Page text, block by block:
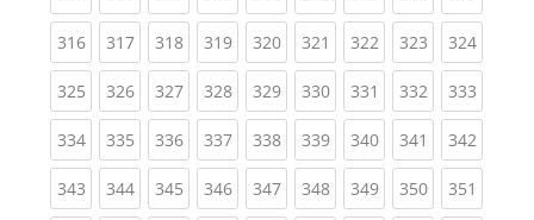
316(current)
317(current)
318(current)
319(current)
320(current)
321 (current)
322(current)
323(current)
324
325(current)
326(current)
327(current)
328(current)
329(current)
330(current)
331 (current)
332(current)
333
334(current)
335(current)
336(current)
337(current)
338(current)
339(current)
340(current)
341 (current)
342
343(current)
344(current)
345(current)
346(current)
347(current)
348(current)
349(current)
350(current)
351